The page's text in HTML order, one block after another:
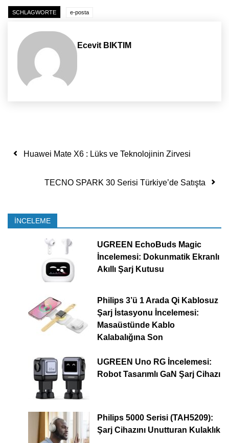
SCHLAGWORTE e-posta
Ecevit BIKTIM
Yazı dolaşımı
Huawei Mate X6 : Lüks ve Teknolojinin Zirvesi
TECNO SPARK 30 Serisi Türkiye’de Satışta
İNCELEME
UGREEN EchoBuds Magic
İncelemesi: Dokunmatik Ekranlı
Akıllı Şarj Kutusu
Philips 3’ü 1 Arada Qi Kablosuz
Şarj İstasyonu İncelemesi:
Masaüstünde Kablo
Kalabalığına Son
UGREEN Uno RG İncelemesi:
Robot Tasarımlı GaN Şarj Cihazı
Philips 5000 Serisi (TAH5209):
Şarj Cihazını Unutturan Kulaklık